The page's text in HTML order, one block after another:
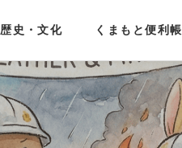
歴史・文化 くまもと便利帳